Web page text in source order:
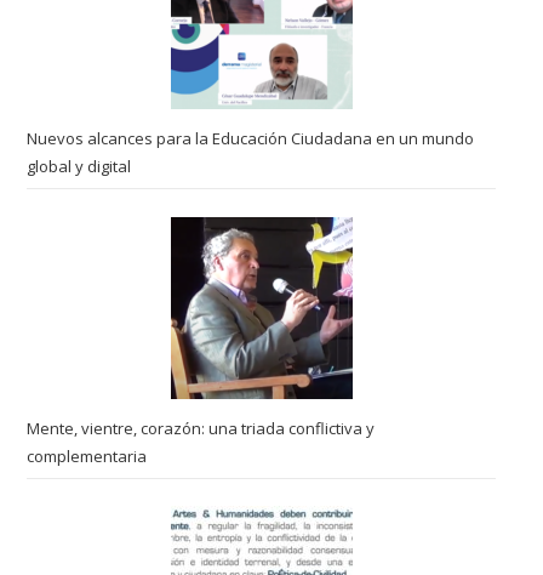
Nuevos alcances para la Educación Ciudadana en un mundo
global y digital
Mente, vientre, corazón: una triada conflictiva y
complementaria